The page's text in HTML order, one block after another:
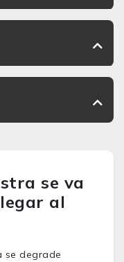
se va
al
se degrade